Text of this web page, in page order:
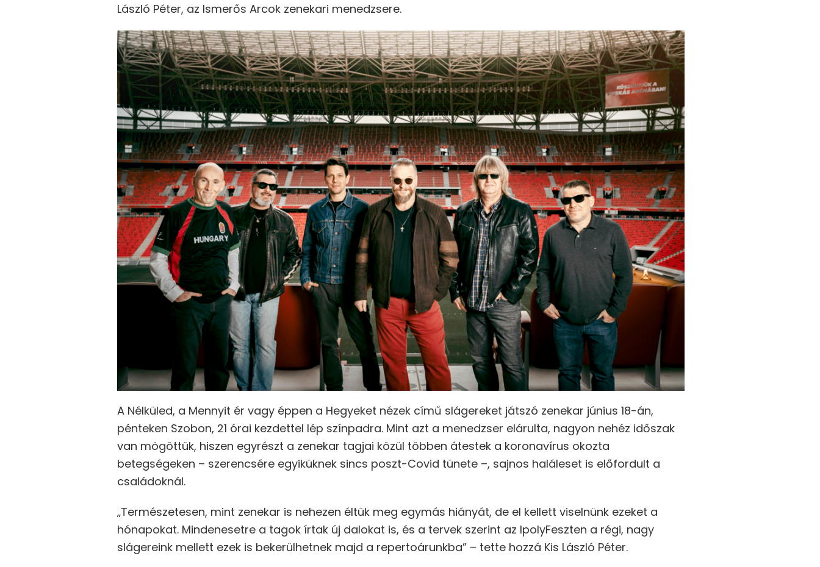
László Péter, az Ismerős Arcok zenekari menedzsere.
A Nélküled, a Mennyit ér vagy éppen a Hegyeket nézek című slágereket játszó zenekar június 18-án,
pénteken Szobon, 21 órai kezdettel lép színpadra. Mint azt a menedzser elárulta, nagyon nehéz időszak
van mögöttük, hiszen egyrészt a zenekar tagjai közül többen átestek a koronavírus okozta
betegségeken – szerencsére egyiküknek sincs poszt-Covid tünete –, sajnos haláleset is előfordult a
családoknál.
„Természetesen, mint zenekar is nehezen éltük meg egymás hiányát, de el kellett viselnünk ezeket a
hónapokat. Mindenesetre a tagok írtak új dalokat is, és a tervek szerint az IpolyFeszten a régi, nagy
slágereink mellett ezek is bekerülhetnek majd a repertoárunkba” – tette hozzá Kis László Péter.